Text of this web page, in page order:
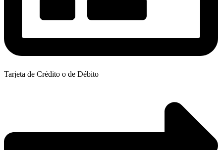
Tarjeta de Crédito o de Débito